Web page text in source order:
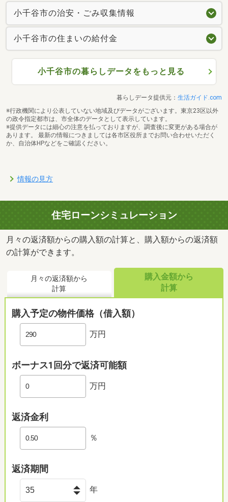
小千谷市の治安・ごみ収集情報
小千谷市の住まいの給付金
小千谷市の暮らしデータをもっと見る
暮らしデータ提供元： 生活ガイド.com
※行政機関により公表していない地域及びデータがございます。東京23区以外
の政令指定都市は、市全体のデータとして表示しています。
※提供データには細心の注意を払っておりますが、調査後に変更がある場合が
あります。 最新の情報につきましては各市区役所までお問い合わせいただく
か、自治体HPなどをご確認ください。
情報の見方
住宅ローンシミュレーション
月々の返済額からの購入額の計算と、購入額からの返済額
の計算ができます。
月々の返済額から
計算
購入金額から
計算
購入予定の物件価格（借入額）
万円
ボーナス1回分で返済可能額
万円
返済金利
％
返済期間
年